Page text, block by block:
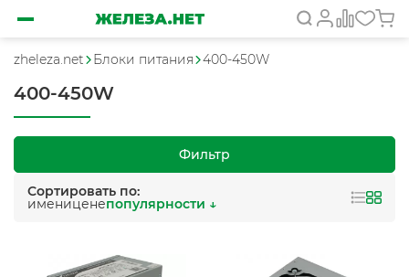
zheleza.net Блоки питания 400-450W
400-450W
Фильтр
Сортировать по:
имениценепопулярности ↓